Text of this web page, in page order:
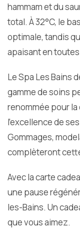
hammam et du
total. À 32°C, le
optimale, tandis
apaisant en
Le Spa Les Bains
gamme de soins
renommée pour
l’excellence de
Gommages,
complèteront
Avec la carte
une pause
les-Bains. Un
que vous aimez.